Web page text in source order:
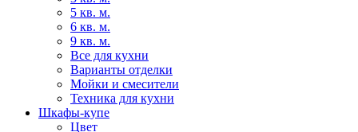
5 кв. м.
6 кв. м.
9 кв. м.
Все для кухни
Варианты отделки
Мойки и смесители
Техника для кухни
Шкафы-купе
Цвет